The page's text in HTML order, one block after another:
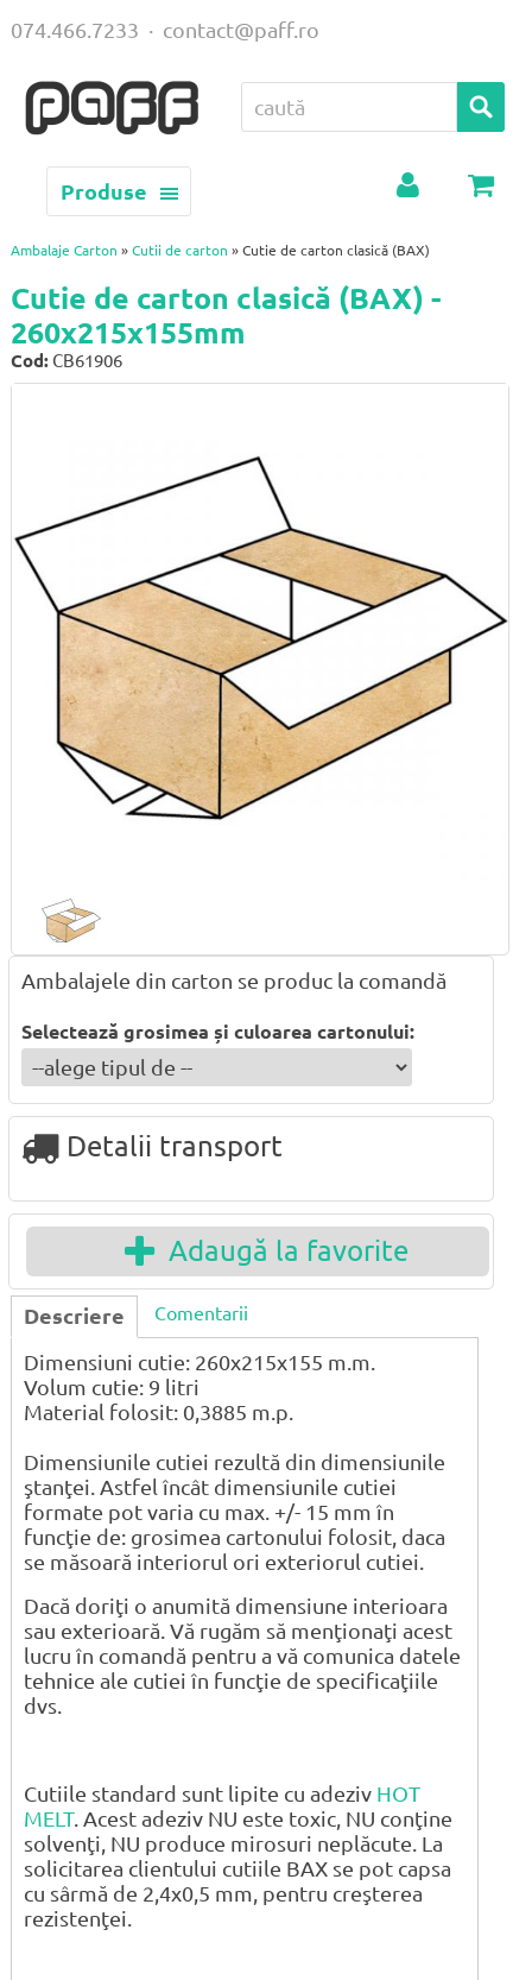
Produse
074.466.7233 · contact@paff.ro
Ambalaje Carton » Cutii de carton » Cutie de carton clasică (BAX)
Cutie de carton clasică (BAX) -
260x215x155mm
Cod: CB61906
Ambalajele din carton se produc la comandă
Selectează grosimea și culoarea cartonului:
Detalii transport
Adaugă la favorite
Descriere Comentarii
Dimensiuni cutie: 260x215x155 m.m.
Volum cutie: 9 litri
Material folosit: 0,3885 m.p.
Dimensiunile cutiei rezultă din dimensiunile
ştanţei. Astfel încât dimensiunile cutiei
formate pot varia cu max. +/- 15 mm în
funcţie de: grosimea cartonului folosit, daca
se măsoară interiorul ori exteriorul cutiei.
Dacă doriţi o anumită dimensiune interioara
sau exterioară. Vă rugăm să menţionaţi acest
lucru în comandă pentru a vă comunica datele
tehnice ale cutiei în funcţie de specificaţiile
dvs.
Cutiile standard sunt lipite cu adeziv HOT
MELT. Acest adeziv NU este toxic, NU conţine
solvenţi, NU produce mirosuri neplăcute. La
solicitarea clientului cutiile BAX se pot capsa
cu sârmă de 2,4x0,5 mm, pentru creşterea
rezistenţei.